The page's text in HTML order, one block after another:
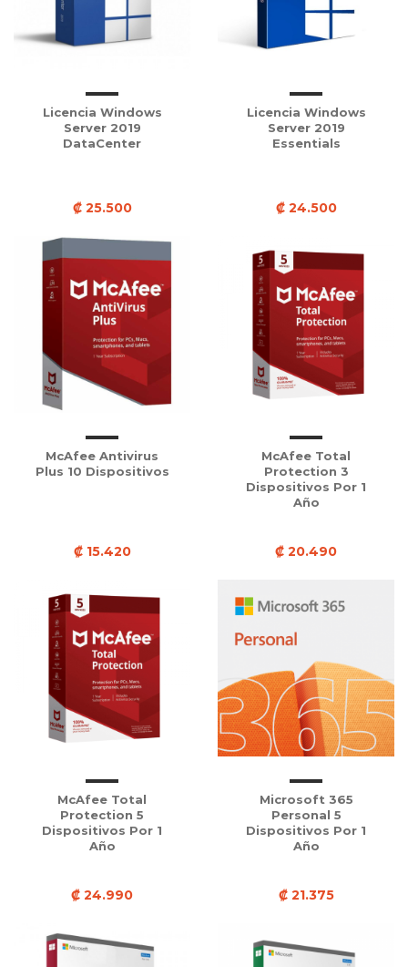
Licencia Windows
Server 2019
DataCenter
₡ 25.500
Licencia Windows
Server 2019
Essentials
₡ 24.500
McAfee Antivirus
Plus 10 Dispositivos
₡ 15.420
McAfee Total
Protection 3
Dispositivos Por 1
Año
₡ 20.490
McAfee Total
Protection 5
Dispositivos Por 1
Año
₡ 24.990
Microsoft 365
Personal 5
Dispositivos Por 1
Año
₡ 21.375